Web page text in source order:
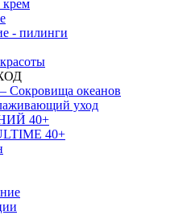
- пилинги
Сокровища океанов
уход
40+
40+